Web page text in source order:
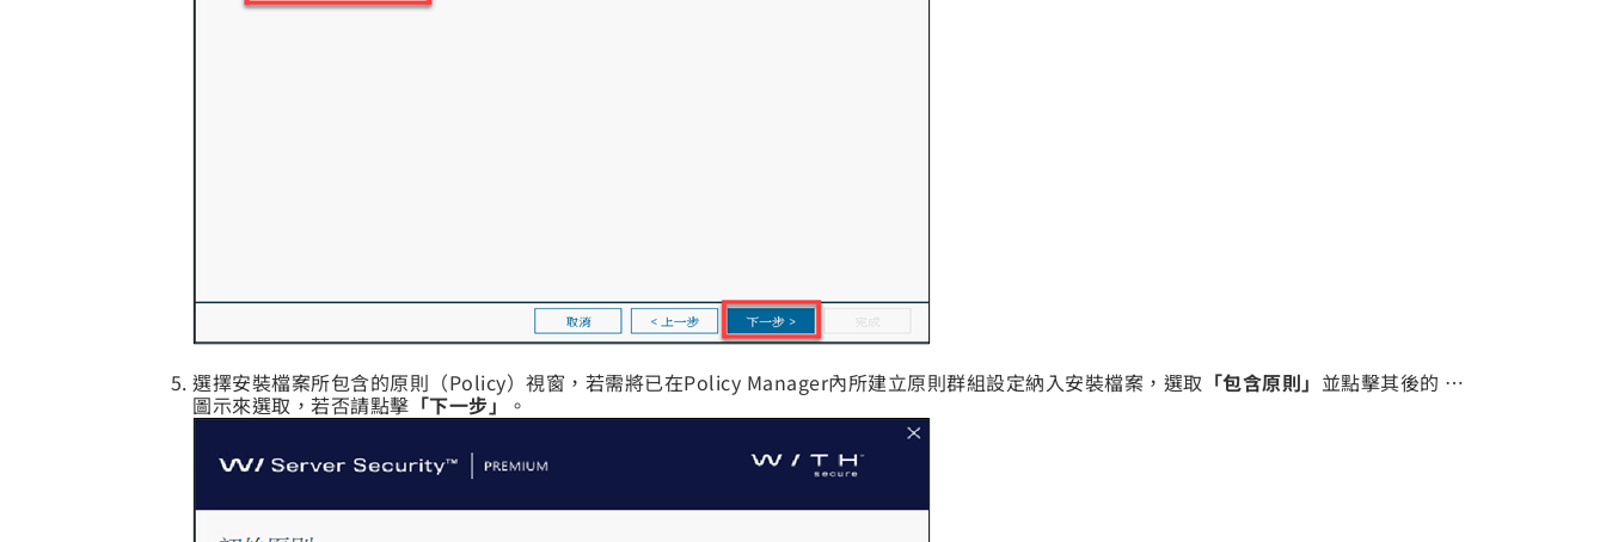
選擇安裝檔案所包含的原則（Policy）視窗，若需將已在Policy Manager內所建立原則群組設定納入安裝檔案，選取 「包含原則」 並點擊其後的 …
圖示來選取，若否請點擊 「下一步」 。